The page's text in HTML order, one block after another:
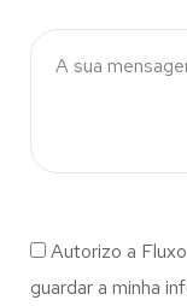
Autorizo a
guardar a minha